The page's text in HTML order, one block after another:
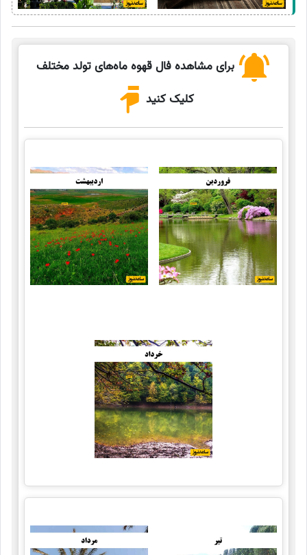
برای مشاهده فال قهوه ماه‌های تولد مختلف
کلیک کنید